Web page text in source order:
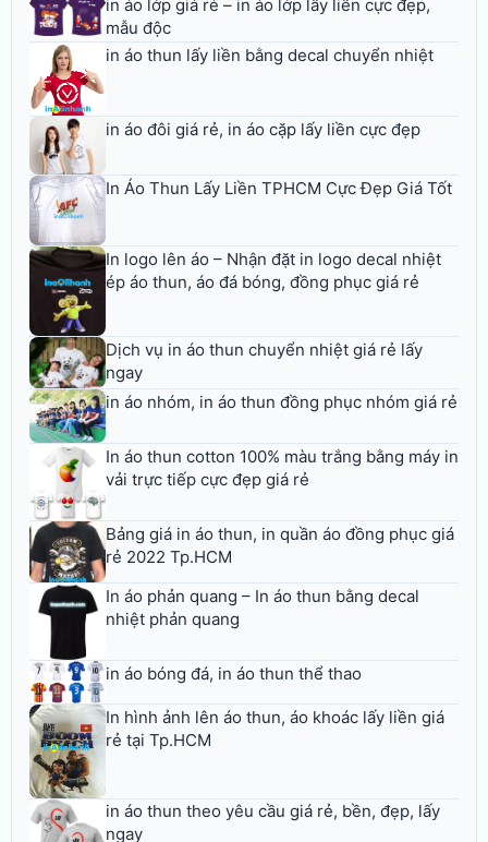
in áo lớp giá rẻ – in áo lớp lấy liền cực đẹp,
mẫu độc
in áo thun lấy liền bằng decal chuyển nhiệt
in áo đôi giá rẻ, in áo cặp lấy liền cực đẹp
In Áo Thun Lấy Liền TPHCM Cực Đẹp Giá Tốt
In logo lên áo – Nhận đặt in logo decal nhiệt
ép áo thun, áo đá bóng, đồng phục giá rẻ
Dịch vụ in áo thun chuyển nhiệt giá rẻ lấy
ngay
in áo nhóm, in áo thun đồng phục nhóm giá rẻ
In áo thun cotton 100% màu trắng bằng máy in
vải trực tiếp cực đẹp giá rẻ
Bảng giá in áo thun, in quần áo đồng phục giá
rẻ 2022 Tp.HCM
In áo phản quang – In áo thun bằng decal
nhiệt phản quang
in áo bóng đá, in áo thun thể thao
In hình ảnh lên áo thun, áo khoác lấy liền giá
rẻ tại Tp.HCM
in áo thun theo yêu cầu giá rẻ, bền, đẹp, lấy
ngay